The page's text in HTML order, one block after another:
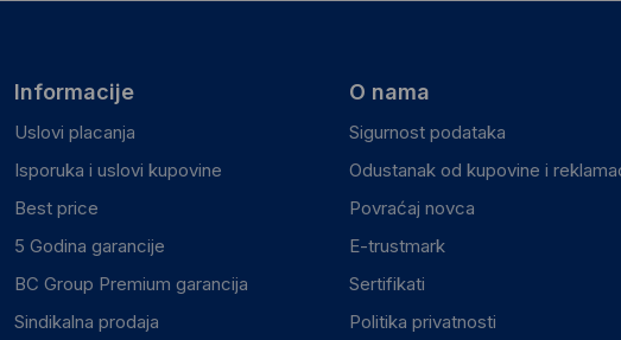
Informacije
Uslovi placanja
Isporuka i uslovi kupovine
Best price
5 Godina garancije
BC Group Premium garancija
Sindikalna prodaja
O nama
Sigurnost podataka
Odustanak od kupovine i
Povraćaj novca
E-trustmark
Sertifikati
Politika privatnosti